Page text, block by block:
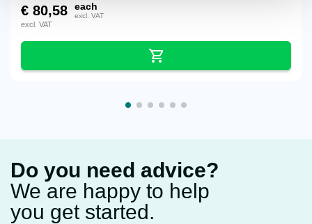
€ 80,58 each
excl. VAT
excl. VAT
Do you need advice?
We are happy to help
you get started.